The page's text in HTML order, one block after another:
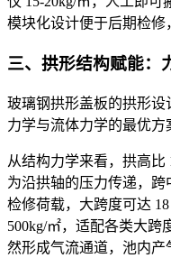
模块化设计便于后期检修
三、拱形结构赋能：
玻璃钢拱形盖板的拱形
力学与流体力学的最优方
从结构力学来看，拱高
为沿拱轴的压力传递，跨
检修荷载，大跨度可达
500kg/㎡，适配各类大跨
然形成气流通道，池内